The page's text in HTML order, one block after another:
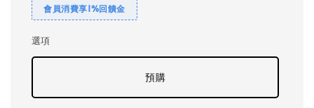
會員消費享1%回饋金
選項
預購